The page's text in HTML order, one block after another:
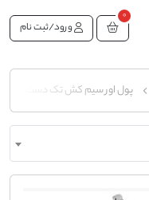
0
ورود/ثبت نام
پول اور سیم کش تک دست